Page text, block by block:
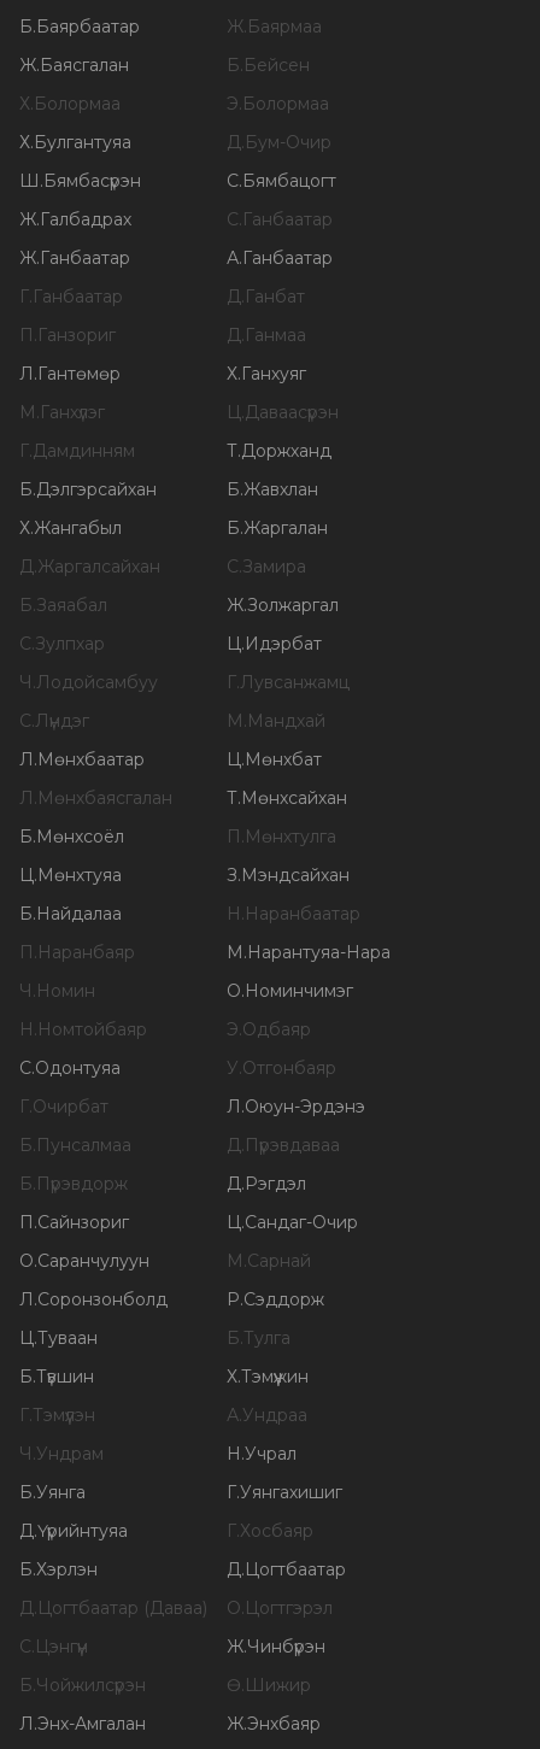
Б.Баярбаатар Ж.Баярмаа
Ж.Баясгалан Б.Бейсен
Х.Болормаа Э.Болормаа
Х.Булгантуяа Д.Бум-Очир
Ш.Бямбасүрэн С.Бямбацогт
Ж.Галбадрах С.Ганбаатар
Ж.Ганбаатар А.Ганбаатар
Г.Ганбаатар Д.Ганбат
П.Ганзориг Д.Ганмаа
Л.Гантөмөр Х.Ганхуяг
М.Ганхүлэг Ц.Даваасүрэн
Г.Дамдинням Т.Доржханд
Б.Дэлгэрсайхан Б.Жавхлан
Х.Жангабыл Б.Жаргалан
Д.Жаргалсайхан С.Замира
Б.Заяабал Ж.Золжаргал
С.Зулпхар Ц.Идэрбат
Ч.Лодойсамбуу Г.Лувсанжамц
С.Лүндэг М.Мандхай
Л.Мөнхбаатар Ц.Мөнхбат
Л.Мөнхбаясгалан Т.Мөнхсайхан
Б.Мөнхсоёл П.Мөнхтулга
Ц.Мөнхтуяа З.Мэндсайхан
Б.Найдалаа Н.Наранбаатар
П.Наранбаяр М.Нарантуяа-Нара
Ч.Номин О.Номинчимэг
Н.Номтойбаяр Э.Одбаяр
С.Одонтуяа У.Отгонбаяр
Г.Очирбат Л.Оюун-Эрдэнэ
Б.Пунсалмаа Д.Пүрэвдаваа
Б.Пүрэвдорж Д.Рэгдэл
П.Сайнзориг Ц.Сандаг-Очир
О.Саранчулуун М.Сарнай
Л.Соронзонболд Р.Сэддорж
Ц.Туваан Б.Тулга
Б.Түвшин Х.Тэмүүжин
Г.Тэмүүлэн А.Ундраа
Ч.Ундрам Н.Учрал
Б.Уянга Г.Уянгахишиг
Д.Үүрийнтуяа Г.Хосбаяр
Б.Хэрлэн Д.Цогтбаатар
Д.Цогтбаатар (Даваа) О.Цогтгэрэл
С.Цэнгүүн Ж.Чинбүрэн
Б.Чойжилсүрэн Ө.Шижир
Л.Энх-Амгалан Ж.Энхбаяр